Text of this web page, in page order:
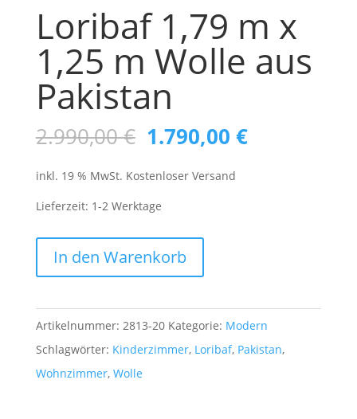
Loribaf 1,79 m x
1,25 m Wolle aus
Pakistan
2.990,00€ Ursprünglicher
war:
2.990,00 €
1.790,00 €Aktueller
inkl. 19 % MwSt. Kostenloser Versand
Lieferzeit: 1-2 Werktage
Loribaf
1,79
x
1,25
m
In den Warenkorb
Artikelnummer: 2813-20 Kategorie: Modern
Schlagwörter: Kinderzimmer, Loribaf, Pakistan,
Wohnzimmer, Wolle